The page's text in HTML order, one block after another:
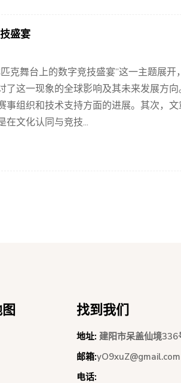
盛宴
克舞台上的数字竞技盛宴”这一主题展开
了这一现象的全球影响及其未来发展方
事组织和技术支持方面的进展。其次，
在文化认同与竞技...
找到我们
地址: 建阳市呆盖仙境336
邮箱:yO9xuZ@gmail.com
电话: